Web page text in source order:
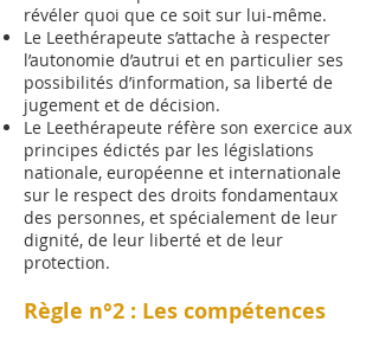
révéler quoi que ce soit sur lui-même.
Le Leethérapeute s’attache à respecter
l’autonomie d’autrui et en particulier ses
possibilités d’information, sa liberté de
jugement et de décision.
Le Leethérapeute réfère son exercice aux
principes édictés par les législations
nationale, européenne et internationale
sur le respect des droits fondamentaux
des personnes, et spécialement de leur
dignité, de leur liberté et de leur
protection.
Règle n°2 : Les compétences